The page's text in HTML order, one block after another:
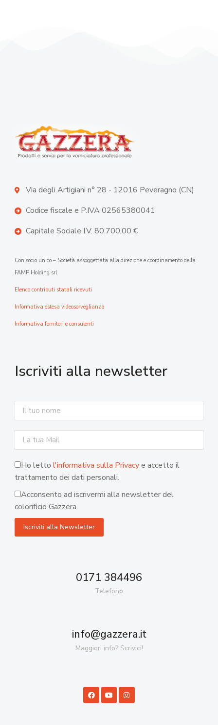
Via degli Artigiani n° 28 - 12016 Peveragno (CN)
Codice fiscale e P.IVA 02565380041
Capitale Sociale I.V. 80.700,00 €
Con socio unico – Società assoggettata alla direzione e coordinamento della
FAMP Holding srl
Elenco contributi statali ricevuti
Informativa estesa videosorveglianza
Informativa fornitori e consulenti
Iscriviti alla newsletter
Ho letto l'informativa sulla Privacye accetto il
trattamento dei dati personali.
Acconsento ad iscrivermi alla newsletter del
colorificio Gazzera
0171 384496
Telefono
info@gazzera.it
Maggiori info? Scrivici!